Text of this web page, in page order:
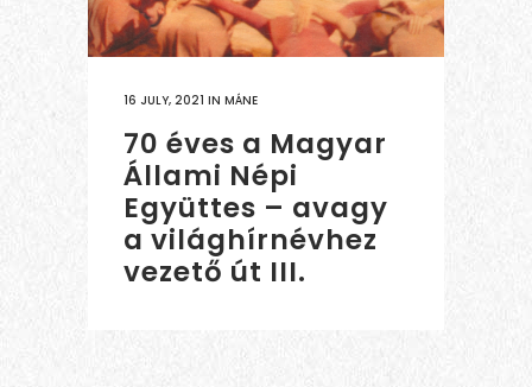
16 JULY, 2021 IN MÁNE
70 éves a Magyar
Állami Népi
Együttes – avagy
a világhírnévhez
vezető út III.